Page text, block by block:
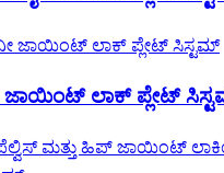
ಜಾಯಿಂಟ್ ಲಾಕ್ ಪ್ಲೇಟ್